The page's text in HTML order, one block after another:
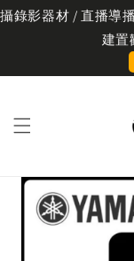
攝錄影器材 / 直播導
建置